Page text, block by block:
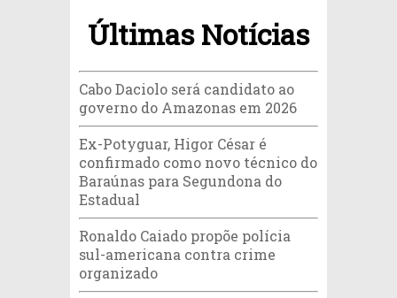
Últimas Notícias
Cabo Daciolo será candidato ao
governo do Amazonas em 2026
Ex-Potyguar, Higor César é
confirmado como novo técnico do
Baraúnas para Segundona do
Estadual
Ronaldo Caiado propõe polícia
sul-americana contra crime
organizado